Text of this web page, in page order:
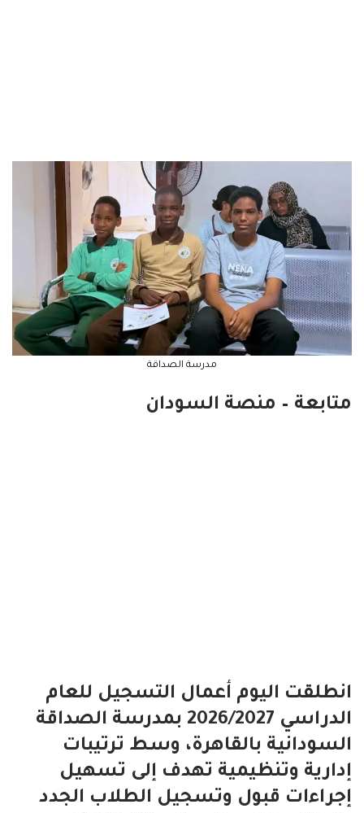
مدرسة الصداقة
متابعة – منصة السودان
انطلقت اليوم أعمال التسجيل للعام
الدراسي 2026/2027 بمدرسة الصداقة
السودانية بالقاهرة، وسط ترتيبات
إدارية وتنظيمية تهدف إلى تسهيل
إجراءات قبول وتسجيل الطلاب الجدد